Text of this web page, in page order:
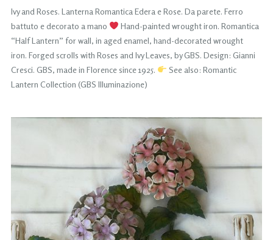
Ivy and Roses. Lanterna Romantica Edera e Rose. Da parete. Ferro
battuto e decorato a mano
Hand-painted wrought iron. Romantica
“Half Lantern” for wall, in aged enamel, hand-decorated wrought
iron. Forged scrolls with Roses and Ivy Leaves, by GBS. Design: Gianni
Cresci. GBS, made in Florence since 1925.
See also: Romantic
Lantern Collection (GBS Illuminazione)